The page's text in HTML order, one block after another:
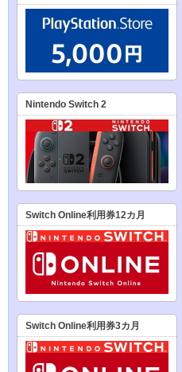
Nintendo Switch 2
Switch Online利用券12カ月
Switch Online利用券3カ月